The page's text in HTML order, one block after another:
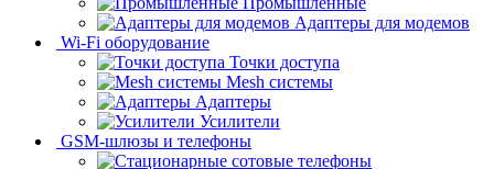
Адаптеры для модемов
Wi-Fi оборудование
Точки доступа
Mesh системы
Адаптеры
Усилители
GSM-шлюзы и телефоны